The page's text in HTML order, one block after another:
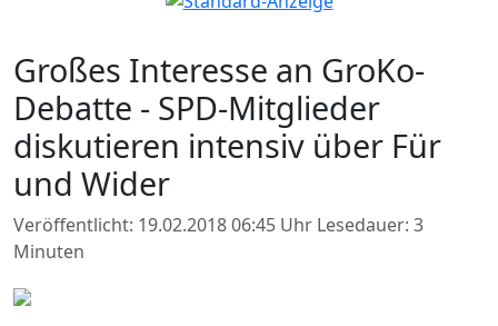
Großes Interesse an GroKo-
Debatte - SPD-Mitglieder
diskutieren intensiv über Für
und Wider
Veröffentlicht: 19.02.2018 06:45 Uhr Lesedauer: 3
Minuten